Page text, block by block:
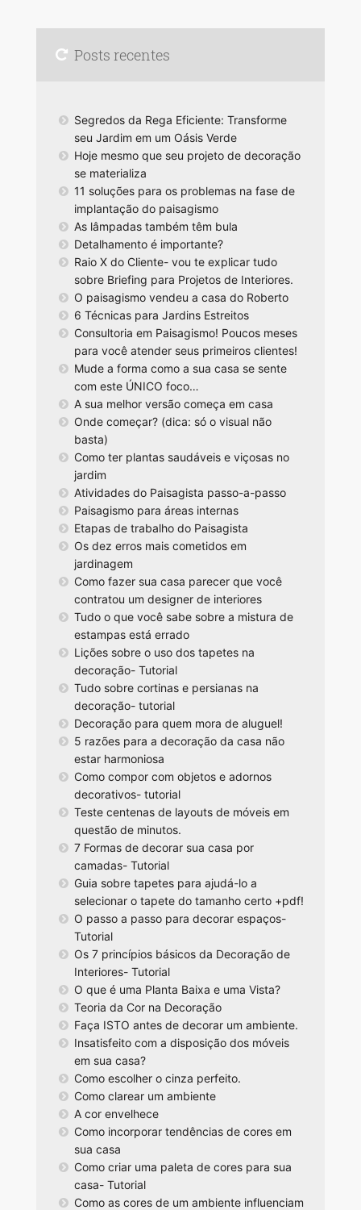
Posts recentes
Segredos da Rega Eficiente: Transforme
seu Jardim em um Oásis Verde
Hoje mesmo que seu projeto de decoração
se materializa
11 soluções para os problemas na fase de
implantação do paisagismo
As lâmpadas também têm bula
Detalhamento é importante?
Raio X do Cliente- vou te explicar tudo
sobre Briefing para Projetos de Interiores.
O paisagismo vendeu a casa do Roberto
6 Técnicas para Jardins Estreitos
Consultoria em Paisagismo! Poucos meses
para você atender seus primeiros clientes!
Mude a forma como a sua casa se sente
com este ÚNICO foco…
A sua melhor versão começa em casa
Onde começar? (dica: só o visual não
basta)
Como ter plantas saudáveis e viçosas no
jardim
Atividades do Paisagista passo-a-passo
Paisagismo para áreas internas
Etapas de trabalho do Paisagista
Os dez erros mais cometidos em
jardinagem
Como fazer sua casa parecer que você
contratou um designer de interiores
Tudo o que você sabe sobre a mistura de
estampas está errado
Lições sobre o uso dos tapetes na
decoração- Tutorial
Tudo sobre cortinas e persianas na
decoração- tutorial
Decoração para quem mora de aluguel!
5 razões para a decoração da casa não
estar harmoniosa
Como compor com objetos e adornos
decorativos- tutorial
Teste centenas de layouts de móveis em
questão de minutos.
7 Formas de decorar sua casa por
camadas- Tutorial
Guia sobre tapetes para ajudá-lo a
selecionar o tapete do tamanho certo +pdf!
O passo a passo para decorar espaços-
Tutorial
Os 7 princípios básicos da Decoração de
Interiores- Tutorial
O que é uma Planta Baixa e uma Vista?
Teoria da Cor na Decoração
Faça ISTO antes de decorar um ambiente.
Insatisfeito com a disposição dos móveis
em sua casa?
Como escolher o cinza perfeito.
Como clarear um ambiente
A cor envelhece
Como incorporar tendências de cores em
sua casa
Como criar uma paleta de cores para sua
casa- Tutorial
Como as cores de um ambiente influenciam